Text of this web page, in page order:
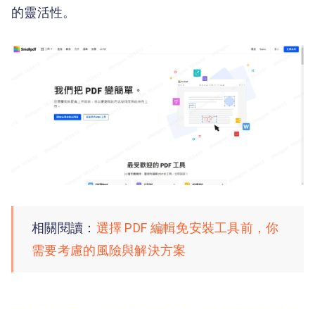
的靈活性。
相關閱讀： 選擇 PDF 編輯免安裝工具前，你
需要考慮的風險與解決方案